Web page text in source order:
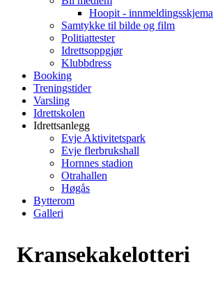
Hoopit - innmeldingsskjema
Samtykke til bilde og film
Politiattester
Idrettsoppgjør
Klubbdress
Booking
Treningstider
Varsling
Idrettskolen
Idrettsanlegg
Evje Aktivitetspark
Evje flerbrukshall
Hornnes stadion
Otrahallen
Høgås
Bytterom
Galleri
Kransekakelotteri